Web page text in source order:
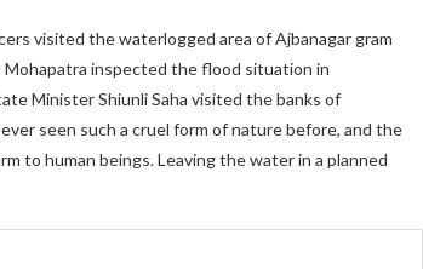
visited the waterlogged area of ​​Ajbanagar gram
inspected the flood situation in
Minister Shiunli Saha visited the banks of
seen such a cruel form of nature before, and the
to human beings. Leaving the water in a planned